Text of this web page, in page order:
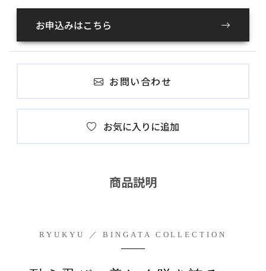
お申込みはこちら
お問い合わせ
お気に入りに追加
商品説明
RYUKYU ／ BINGATA COLLECTION